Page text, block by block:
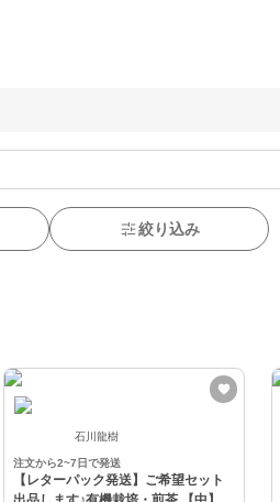
絞り込み
石川龍樹
注文から2~7日で発送
【レターパック発送】ご希望セット